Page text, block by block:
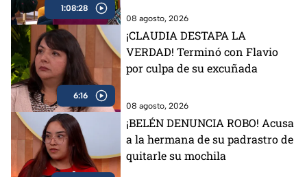
1:08:28
08 agosto, 2026
6:16
¡CLAUDIA DESTAPA LA
VERDAD! Terminó con Flavio
por culpa de su excuñada
08 agosto, 2026
¡BELÉN DENUNCIA ROBO! Acusa
a la hermana de su padrastro de
quitarle su mochila